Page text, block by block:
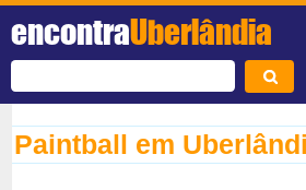
encontraUberlândia
Paintball em